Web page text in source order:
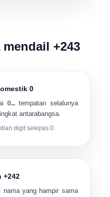
+243
0
0…tempatan selalunya
antarabangsa.
digit selepas 0.
+242
nama yang hampir sama